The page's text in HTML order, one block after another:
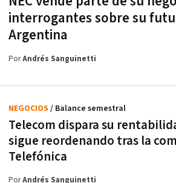
interrogantes sobre su
Argentina
PorAndrés Sanguinetti
Telecom dispara su
sigue reordenando tras la
Telefónica
NEGOCIOS / Balance semestral
PorAndrés Sanguinetti